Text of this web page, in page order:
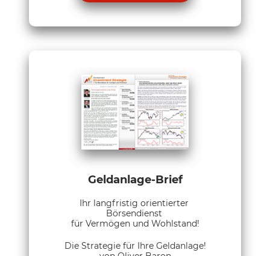
Geldanlage-Brief
Ihr langfristig orientierter
Börsendienst
für Vermögen und Wohlstand!
Die Strategie für Ihre Geldanlage!